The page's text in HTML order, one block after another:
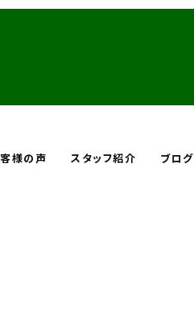
様の声 スタッフ紹介 ブログ